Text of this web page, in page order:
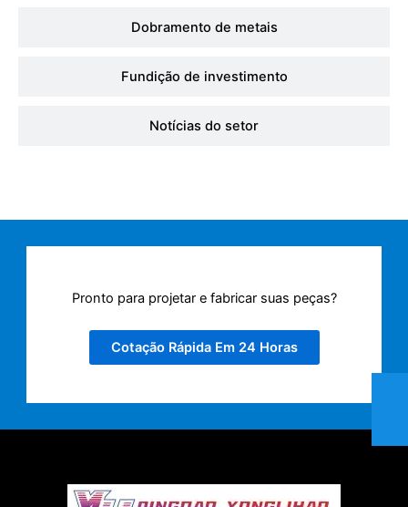
Dobramento de metais
Fundição de investimento
Notícias do setor
Pronto para projetar e fabricar suas peças?
Cotação Rápida Em 24 Horas